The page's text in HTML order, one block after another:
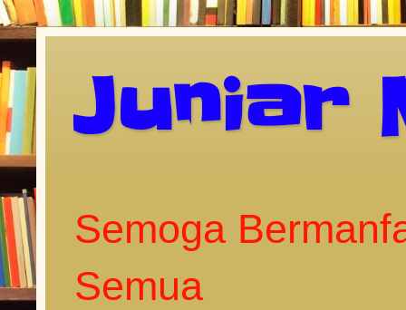
Juniar
Semoga
Semua